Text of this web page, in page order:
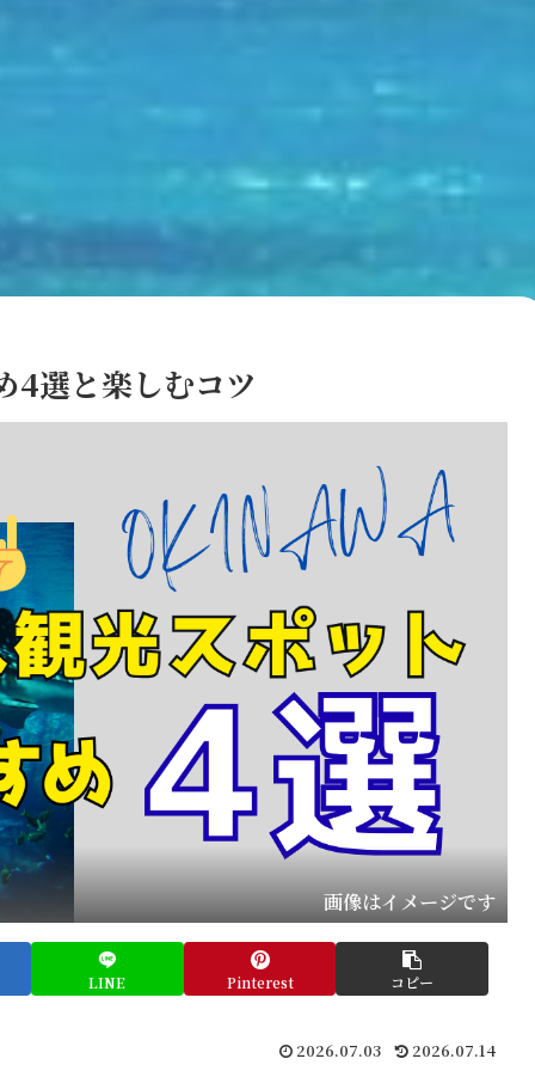
4選と楽しむコツ
画像はイメージです
LINE Pinterest コピー
2026.07.03 2026.07.14